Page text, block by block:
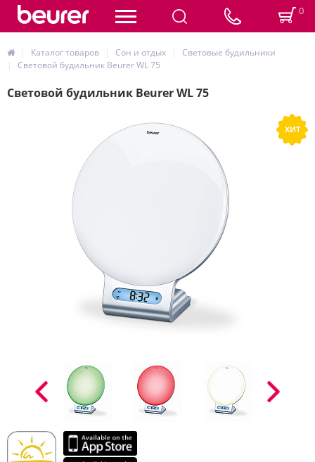
0
Каталог товаров Сон и отдых
Световые будильники
Световой будильник Beurer WL 75
Световой будильник Beurer WL 75
ХИТ